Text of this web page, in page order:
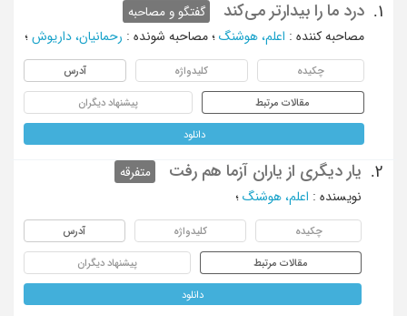
1. درد ما را بیدارتر می‌کند
گفتگو و مصاحبه
مصاحبه کننده : اعلم، هوشنگ ؛ مصاحبه شونده : رحمانیان، داریوش ؛
چکیده کلیدواژه آدرس
مقالات مرتبط پیشنهاد دیگران
دانلود
2. یار دیگری از یاران آزما هم رفت
متفرقه
نویسنده : اعلم، هوشنگ ؛
چکیده کلیدواژه آدرس
مقالات مرتبط پیشنهاد دیگران
دانلود